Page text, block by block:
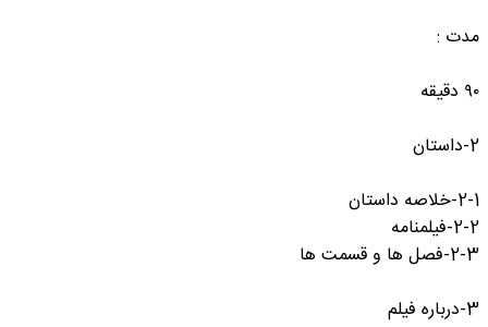
مدت :
۹۰ دقیقه
2-داستان
2-1-خلاصه داستان
2-2-فیلمنامه
2-3-فصل ها و قسمت ها
3-درباره فیلم